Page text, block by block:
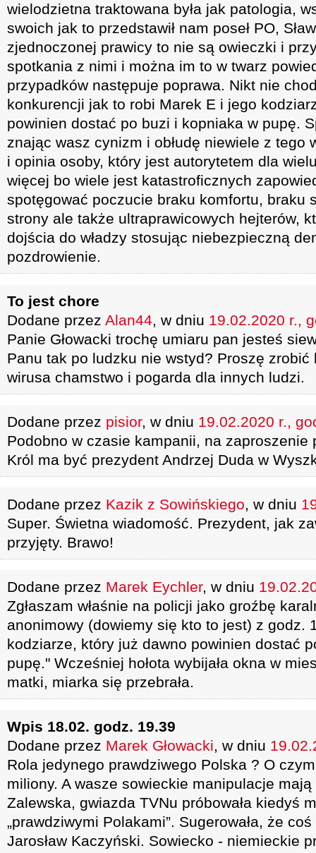
wielodzietna traktowana była jak patologia,
swoich jak to przedstawił nam poseł PO,
zjednoczonej prawicy to nie są owieczki i
spotkania z nimi i można im to w twarz
przypadków następuje poprawa. Nikt nie
konkurencji jak to robi Marek E i jego
powinien dostać po buzi i kopniaka w pupę.
znając wasz cynizm i obłudę niewiele z tego
i opinia osoby, który jest autorytetem dla
więcej bo wiele jest katastroficznych
spotęgować poczucie braku komfortu, braku
strony ale także ultraprawicowych hejterów,
dojścia do władzy stosując niebezpieczną
pozdrowienie.
To jest chore
Dodane przez Alan44, w dniu 19.02.2020 r.,
Panie Głowacki trochę umiaru pan jesteś
Panu tak po ludzku nie wstyd? Proszę
wirusa chamstwo i pogarda dla innych ludzi.
Dodane przez pisior, w dniu 19.02.2020 r.,
Podobno w czasie kampanii, na zaproszenie
Król ma być prezydent Andrzej Duda w
Dodane przez Kazik z Sowińskiego, w dniu
Super. Świetna wiadomość. Prezydent, jak
przyjęty. Brawo!
Dodane przez Marek Eychler, w dniu
Zgłaszam właśnie na policji jako groźbę
anonimowy (dowiemy się kto to jest) z godz.
kodziarze, który już dawno powinien dostać
pupę." Wcześniej hołota wybijała okna w
matki, miarka się przebrała.
Wpis 18.02. godz. 19.39
Dodane przez Marek Głowacki, w dniu
Rola jedynego prawdziwego Polska ? O
miliony. A wasze sowieckie manipulacje
Zalewska, gwiazda TVNu próbowała kiedyś
„prawdziwymi Polakami”. Sugerowała, że
Jarosław Kaczyński. Sowiecko - niemieckie